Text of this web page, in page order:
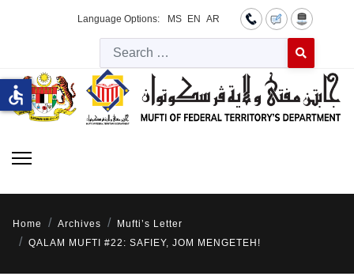
Language Options: MS EN AR
Type 2 or
Home Archives
Mufti’s Letter
QALAM MUFTI #22: SAFIEY, JOM MENGETEH!
accessible